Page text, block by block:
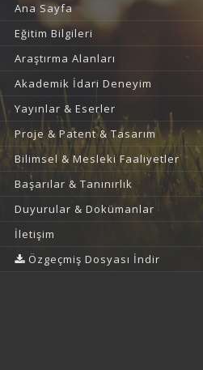
Ana Sayfa
Eğitim Bilgileri
Araştırma Alanları
Akademik İdari Deneyim
Yayınlar & Eserler
Proje & Patent & Tasarım
Bilimsel & Mesleki Faaliyetler
Başarılar & Tanınırlık
Duyurular & Dokümanlar
İletişim
Özgeçmiş Dosyası İndir